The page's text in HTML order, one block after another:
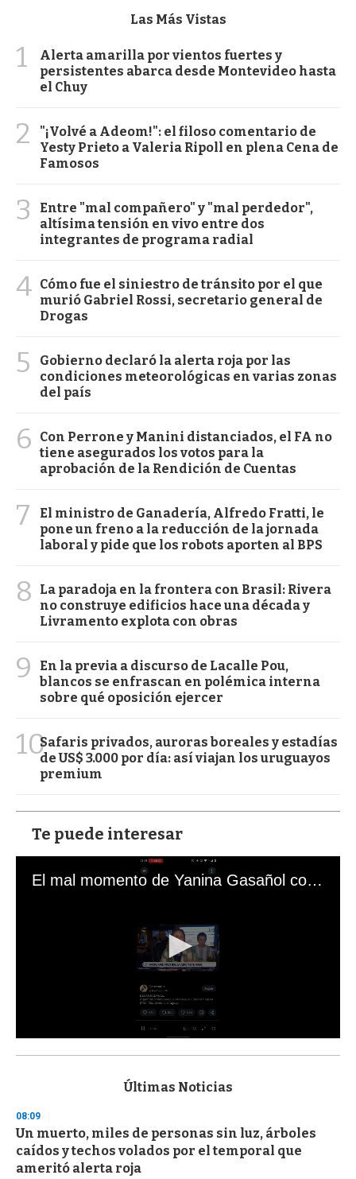
Las Más Vistas
1
Alerta amarilla por vientos fuertes y
persistentes abarca desde Montevideo hasta
el Chuy
2
"¡Volvé a Adeom!": el filoso comentario de
Yesty Prieto a Valeria Ripoll en plena Cena de
Famosos
3
Entre "mal compañero" y "mal perdedor",
altísima tensión en vivo entre dos
integrantes de programa radial
4 Cómo fue el siniestro de tránsito por el que
murió Gabriel Rossi, secretario general de
Drogas
5
Gobierno declaró la alerta roja por las
condiciones meteorológicas en varias zonas
del país
6
Con Perrone y Manini distanciados, el FA no
tiene asegurados los votos para la
aprobación de la Rendición de Cuentas
7
El ministro de Ganadería, Alfredo Fratti, le
pone un freno a la reducción de la jornada
laboral y pide que los robots aporten al BPS
8
La paradoja en la frontera con Brasil: Rivera
no construye edificios hace una década y
Livramento explota con obras
9
En la previa a discurso de Lacalle Pou,
blancos se enfrascan en polémica interna
sobre qué oposición ejercer
10Safaris privados, auroras boreales y estadías
de US$ 3.000 por día: así viajan los uruguayos
premium
Te puede interesar
El mal momento de Yanina Gasañol con un hincha argentino en "Subrayado"
s
d
s
o
f
3
Últimas Noticias
08:09
Un muerto, miles de personas sin luz, árboles
caídos y techos volados por el temporal que
ameritó alerta roja